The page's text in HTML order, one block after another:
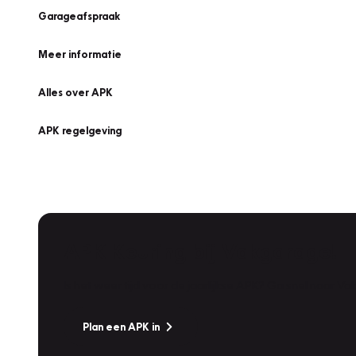
Garageafspraak
Meer informatie
Alles over APK
APK regelgeving
Plan een APK in